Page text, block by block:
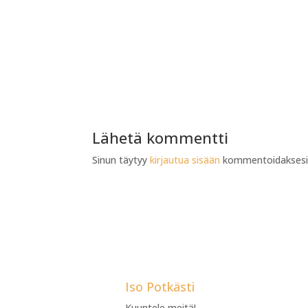
Lähetä kommentti
Sinun täytyykirjautua sisään
Iso Potkästi